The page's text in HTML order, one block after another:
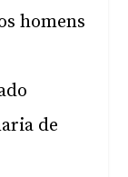
homens
de